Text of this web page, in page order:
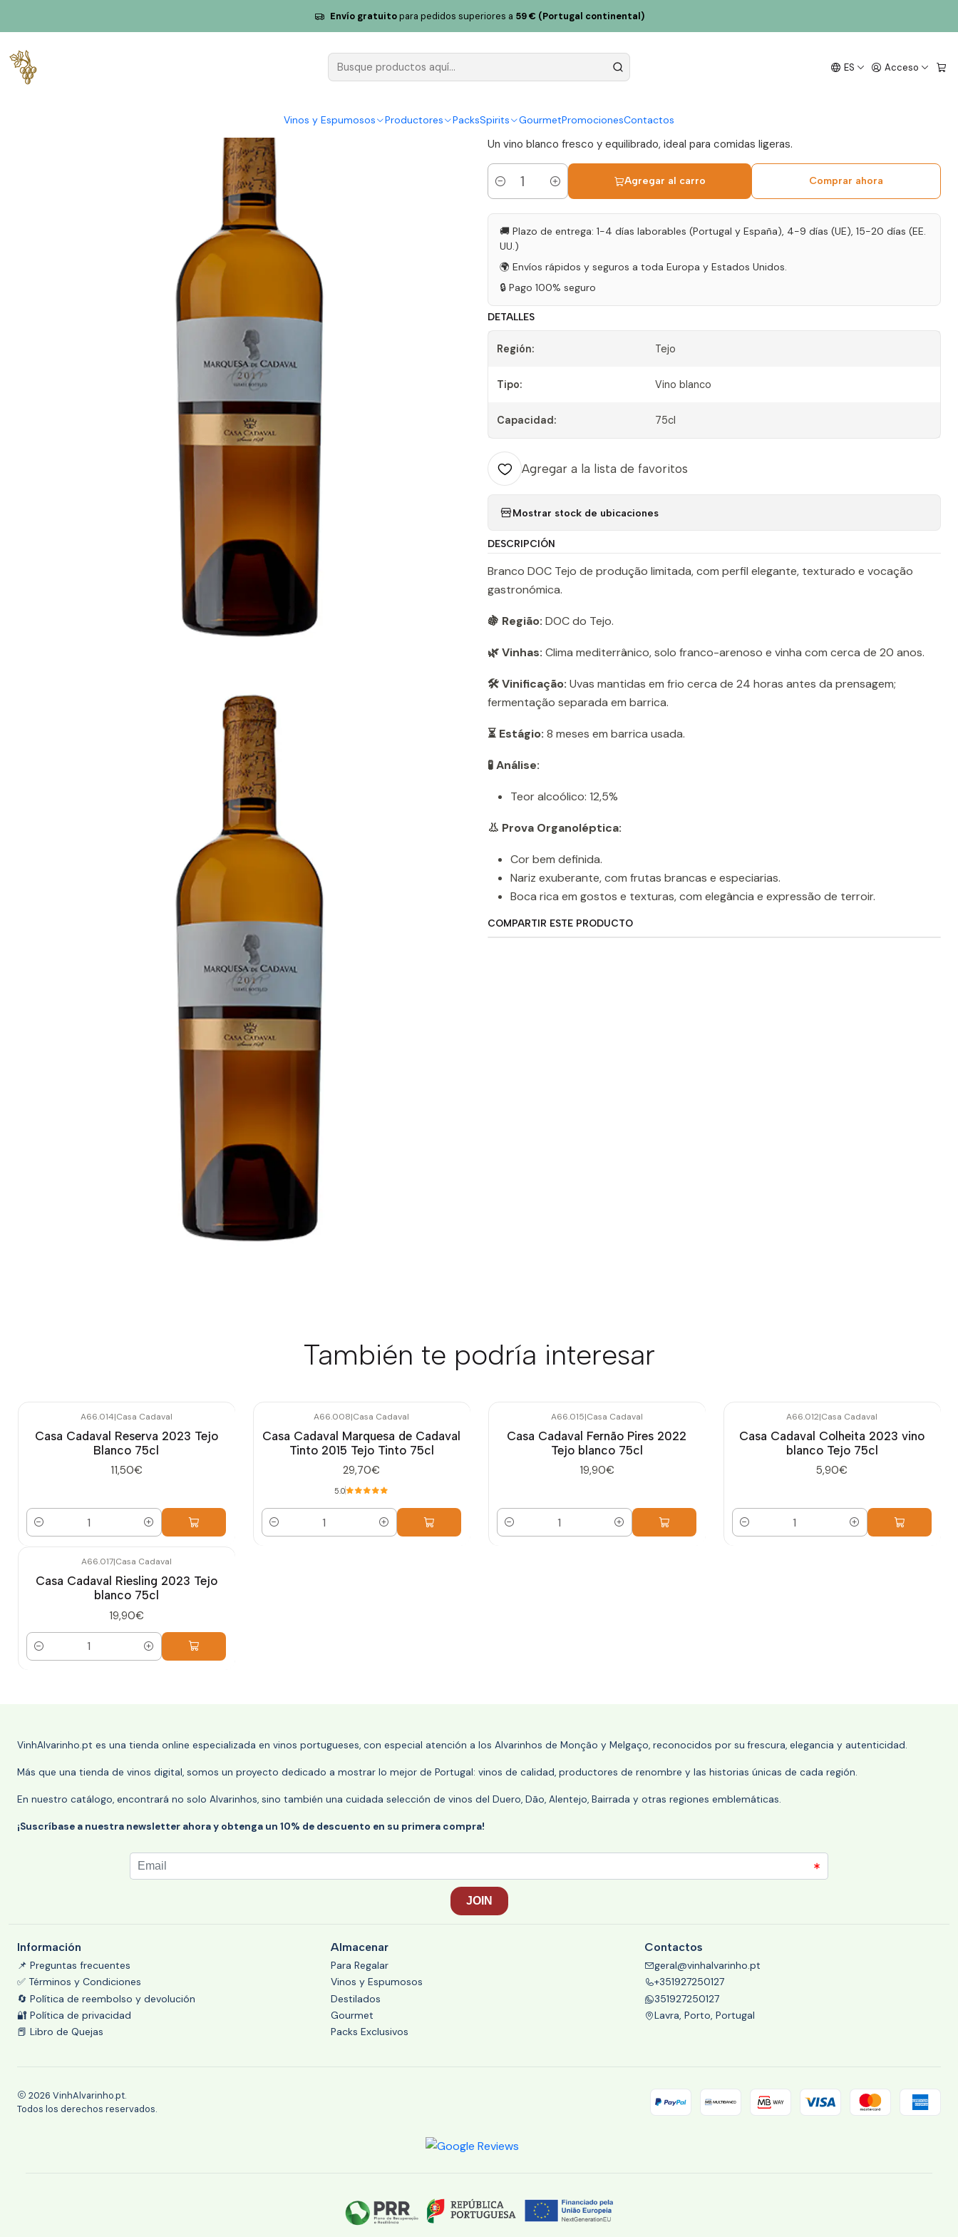
ES Acceso
Vinos y Espumosos Productores PacksSpirits GourmetPromocionesContactos
Envío gratuitopara pedidos superiores a 59 € (Portugal continental)
Casa Cadaval Marquesa de Cadaval 2021 Tejo blanco 75cl
Casa Cadaval Marquesa de
|
Un vino blanco fresco y equilibrado, ideal para comidas ligeras.
Cantidad
Agregar al carro Comprar ahora
🚚 Plazo de entrega: 1-4 días laborables (Portugal y España), 4-9 días (UE), 15-20 días (EE.
UU.)
🌍 Envíos rápidos y seguros a toda Europa y Estados Unidos.
🔒 Pago 100% seguro
DETALLES
Región: Tejo
Tipo: Vino blanco
Capacidad: 75cl
Agregar a la lista de favoritos
Mostrar stock de ubicaciones
DESCRIPCIÓN
Branco DOC Tejo de produção limitada, com perfil elegante, texturado e vocação
gastronómica.
🍇 Região: DOC do Tejo.
🌿 Vinhas: Clima mediterrânico, solo franco-arenoso e vinha com cerca de 20 anos.
🛠️ Vinificação: Uvas mantidas em frio cerca de 24 horas antes da prensagem;
fermentação separada em barrica.
⏳ Estágio: 8 meses em barrica usada.
🧪 Análise:
Teor alcoólico: 12,5%
👃 Prova Organoléptica:
Cor bem definida.
Nariz exuberante, com frutas brancas e especiarias.
Boca rica em gostos e texturas, com elegância e expressão de terroir.
COMPARTIR ESTE PRODUCTO
También te podría interesar
A66.014|Casa Cadaval
Casa Cadaval Reserva 2023 Tejo
Blanco 75cl
11,50€
Cantidad
A66.008|Casa Cadaval
Casa Cadaval Marquesa de Cadaval
Tinto 2015 Tejo Tinto 75cl
29,70€
5.0
Cantidad
A66.015|Casa Cadaval
Casa Cadaval Fernão Pires 2022
Tejo blanco 75cl
19,90€
Cantidad
A66.012|Casa Cadaval
Casa Cadaval Colheita 2023 vino
blanco Tejo 75cl
5,90€
Cantidad
A66.017|Casa Cadaval
Casa Cadaval Riesling 2023 Tejo
blanco 75cl
19,90€
Cantidad
VinhAlvarinho.pt es una tienda online especializada en vinos portugueses, con especial atención a los Alvarinhos de Monção y Melgaço, reconocidos por su frescura, elegancia y autenticidad.
Más que una tienda de vinos digital, somos un proyecto dedicado a mostrar lo mejor de Portugal: vinos de calidad, productores de renombre y las historias únicas de cada región.
En nuestro catálogo, encontrará no solo Alvarinhos, sino también una cuidada selección de vinos del Duero, Dão, Alentejo, Bairrada y otras regiones emblemáticas.
¡Suscríbase a nuestra newsletter ahora y obtenga un 10% de descuento en su primera compra!
Información
📌 Preguntas frecuentes
✅ Términos y Condiciones
🔄 Política de reembolso y devolución
🔐 Política de privacidad
📕 Libro de Quejas
Almacenar
Para Regalar
Vinos y Espumosos
Destilados
Gourmet
Packs Exclusivos
Contactos
geral@vinhalvarinho.pt
+351927250127
351927250127
Lavra, Porto, Portugal
2026 VinhAlvarinho.pt.
Todos los derechos reservados.